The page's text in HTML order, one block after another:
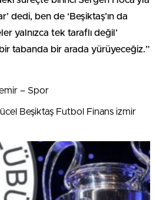
dedi, ben de ‘Beşiktaş’ın da
yalnızca tek taraflı değil’
tabanda bir arada yürüyeceğiz.”
– Spor
Beşiktaş Futbol Finans izmir